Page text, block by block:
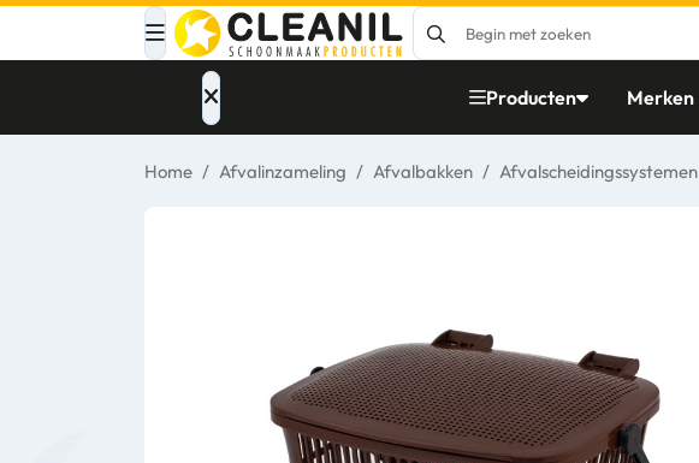
Producten
Reinigingsmiddelen
Papier – Dispensers
- Toiletinrichting
Merken
Home / Afvalinzameling / Afvalbakken / Afvalscheidingssystemen